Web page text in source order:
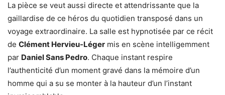
La pièce se veut aussi directe et attendrissante que la
gaillardise de ce héros du quotidien transposé dans un
voyage extraordinaire. La salle est hypnotisée par ce récit
de Clément Hervieu-Léger mis en scène intelligemment
par Daniel Sans Pedro. Chaque instant respire
l’authenticité d’un moment gravé dans la mémoire d’un
homme qui a su se monter à la hauteur d’un l’instant